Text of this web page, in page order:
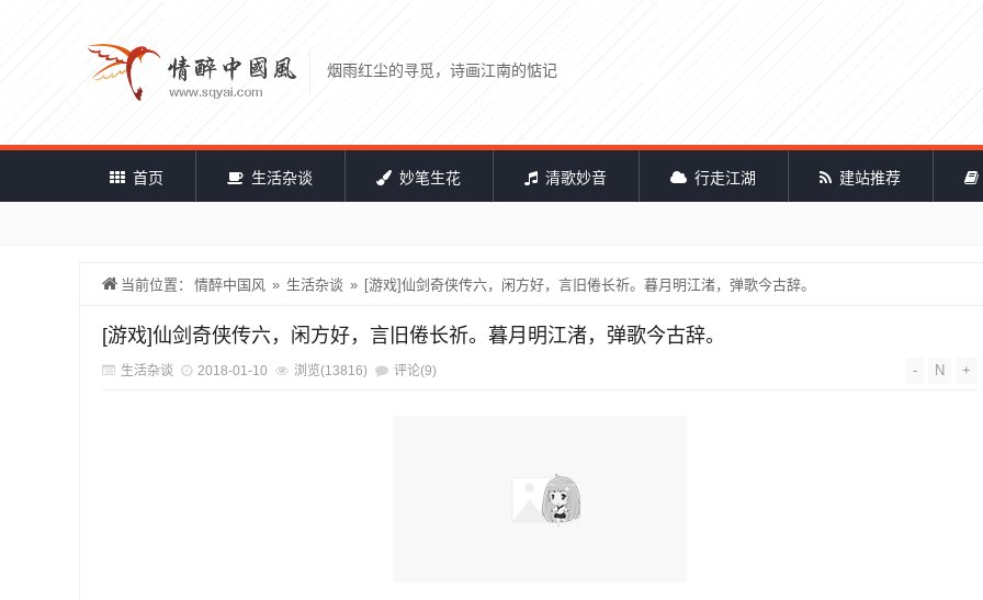
烟雨红尘的寻觅，诗画江南的惦记
首页 生活杂谈 妙笔生花 清歌妙音 行走江湖 建站推荐
当前位置： 情醉中国风 » 生活杂谈 » [游戏]仙剑奇侠传六，闲方好，言旧倦长祈。暮月明江渚，弹歌今古辞。
[游戏]仙剑奇侠传六，闲方好，言旧倦长祈。暮月明江渚，弹歌今古辞。
生活杂谈 2018-01-10 浏览(13816) 评论(9) - N +